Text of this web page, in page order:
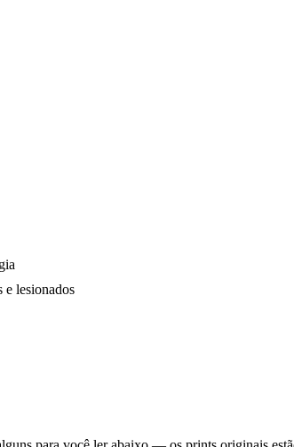
e lesionados